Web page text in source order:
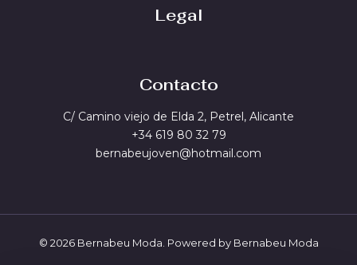
Legal
Contacto
C/ Camino viejo de Elda 2, Petrel, Alicante
+34 619 80 32 79
bernabeujoven@hotmail.com
© 2026 Bernabeu Moda. Powered by Bernabeu Moda